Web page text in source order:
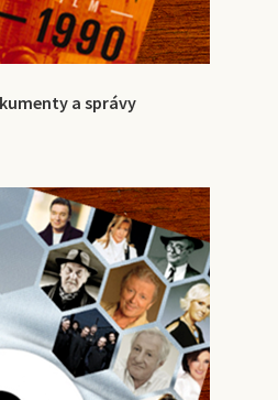
a správy